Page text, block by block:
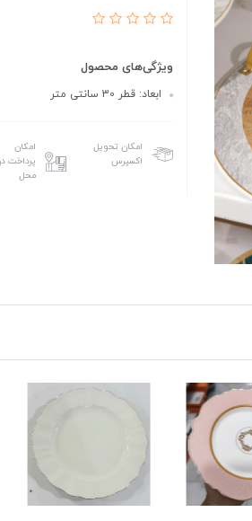
ویژگی‌های محصول
ابعاد: قطر 30 سانتی متر
امکان تحویل
اکسپرس
امکان
پرداخت در
محل